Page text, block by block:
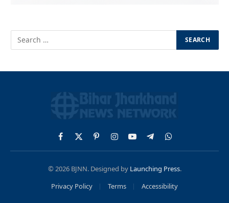
Facebook
X
(Twitter)
PinterestInstagram
YouTubeTelegramWhatsApp
© 2026 BJNN. Designed by Launching Press.
Privacy Policy
Terms Accessibility